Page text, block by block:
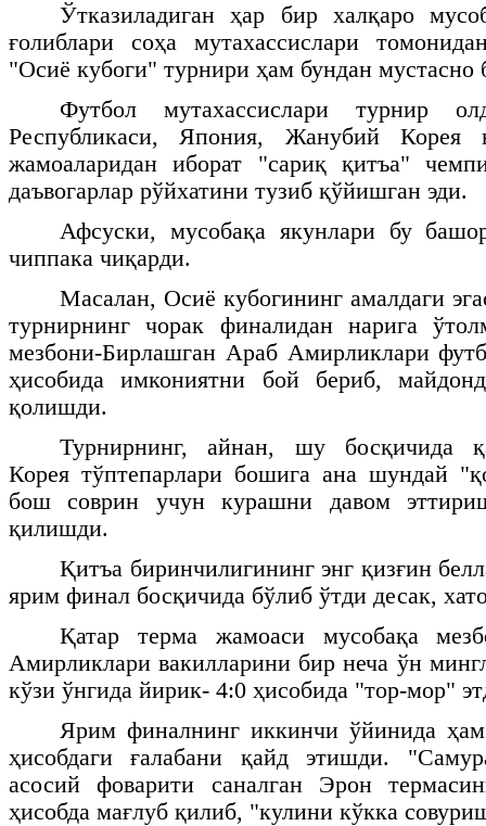
Ўтказиладиган ҳар бир халқаро
ғолиблари соҳа мутахассислари
"Осиё кубоги" турнири ҳам бундан мустасно
Футбол мутахассислари турнир
Республикаси, Япония, Жанубий Корея
жамоаларидан иборат "сариқ қитъа"
даъвогарлар рўйхатини тузиб қўйишган эди.
Афсуски, мусобақа якунлари бу
чиппака чиқарди.
Масалан, Осиё кубогининг амалдаги
турнирнинг чорак финалидан нарига
мезбони-Бирлашган Араб Амирликлари
ҳисобида имкониятни бой бериб,
қолишди.
Турнирнинг, айнан, шу босқичида
Корея тўптепарлари бошига ана шундай
бош соврин учун курашни давом
қилишди.
Қитъа биринчилигининг энг қизғин
ярим финал босқичида бўлиб ўтди десак,
Қатар терма жамоаси мусобақа
Амирликлари вакилларини бир неча ўн
кўзи ўнгида йирик- 4:0 ҳисобида "тор-мор"
Ярим финалнинг иккинчи ўйинида
ҳисобдаги ғалабани қайд этишди.
асосий фоварити саналган Эрон
ҳисобда мағлуб қилиб, "кулини кўкка